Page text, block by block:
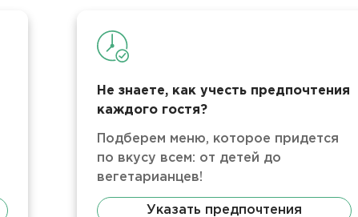
Не знаете, как учесть предпочтения
каждого гостя?
Подберем меню, которое придется
по вкусу всем: от детей до
вегетарианцев!
Указать предпочтения